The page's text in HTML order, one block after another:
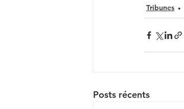
Tribunes
Posts récents